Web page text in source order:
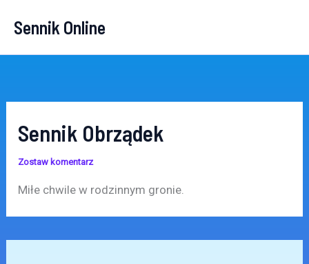
Sennik Online
Sennik Obrządek
Zostaw komentarz
Miłe chwile w rodzinnym gronie.